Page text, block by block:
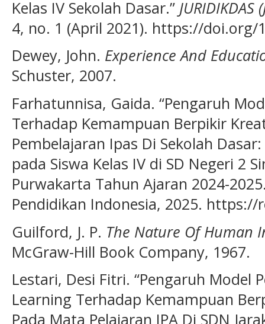
Kelas IV Sekolah Dasar.”
4, no. 1 (April 2021). https://doi.org/
Dewey, John. Experience And
Schuster, 2007.
Farhatunnisa, Gaida. “Pengaruh
Terhadap Kemampuan Berpikir
Pembelajaran Ipas Di Sekolah
pada Siswa Kelas IV di SD Negeri 2
Purwakarta Tahun Ajaran 2024-
Pendidikan Indonesia, 2025.
Guilford, J. P. The Nature Of Human
McGraw-Hill Book Company, 1967.
Lestari, Desi Fitri. “Pengaruh Model
Learning Terhadap Kemampuan
Pada Mata Pelajaran IPA Di SDN